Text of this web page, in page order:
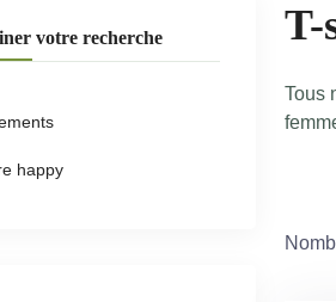
T-
Tous
votre recherche
happy